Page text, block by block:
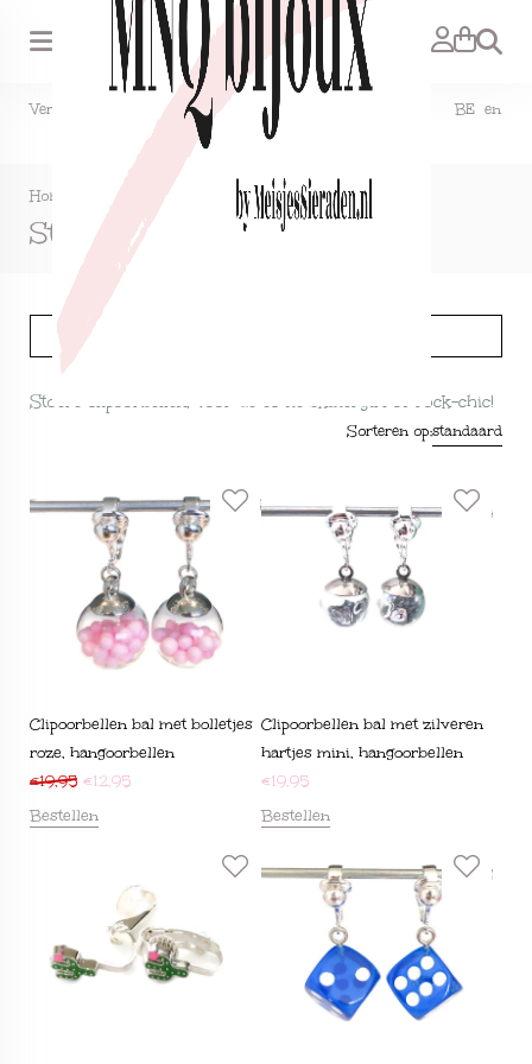
Zoeken
Verzendkosten NL €1,50, GRATIS bij bestelling vanaf €15. BE en
DE €2,95, GRATIS verzenden vanaf €50.
Home Oorbellen >Stoer
Stoer
Stoere clipoorbellen, voor de echte skatergirl of rock-chic!
Sorteren op:standaard
Clipoorbellen bal met bolletjes
roze, hangoorbellen
€19,95 €12,95
Bestellen
Clipoorbellen bal met zilveren
hartjes mini, hangoorbellen
€19,95
Bestellen